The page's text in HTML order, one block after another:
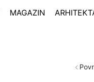
MAGAZIN